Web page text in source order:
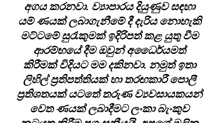
අගය කරනවා. ව්‍යාපාරය දියුණුව සඳහා
යම් ණයක් ලබාගැනීමේ දී දැරිය නොහැකි
මට්ටමේ සුරැකුමක් ඉදිරිපත් කළ යුතු වීම
ආරම්භයේ දීම ඔවුන් අධෛර්යමත්
කිරීමක් විදියට මම දකිනවා. නමුත් ඉතා
ලිහිල් ප්‍රතිපත්තියක් හා තරඟකාරී පොලී
ප්‍රතිශතයක් යටතේ තරුණ ව්‍යවසායකයන්
වෙත ණයක් ලබාදීමට ලංකා බැංකුව